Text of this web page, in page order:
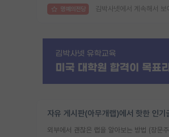
명예의전당 김박사넷에서 계속해서
자유 게시판(아무개랩)에서 핫한 인기
외부에서 괜찮은 랩을 알아보는 방법 (장문